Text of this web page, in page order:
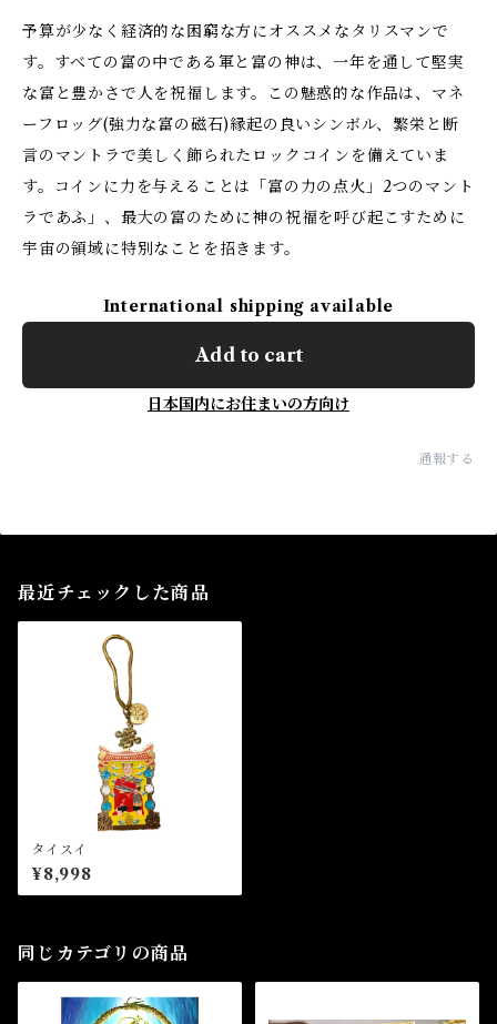
予算が少なく経済的な困窮な方にオススメなタリスマンで
す。すべての富の中である軍と富の神は、一年を通して堅実
な富と豊かさで人を祝福します。この魅惑的な作品は、マネ
ーフロッグ(強力な富の磁石)縁起の良いシンボル、繁栄と断
言のマントラで美しく飾られたロックコインを備えていま
す。コインに力を与えることは「富の力の点火」2つのマント
ラであふ」、最大の富のために神の祝福を呼び起こすために
宇宙の領域に特別なことを招きます。
International shipping available
Add to cart
日本国内にお住まいの方向け
通報する
最近チェックした商品
タイスイ
¥8,998
同じカテゴリの商品